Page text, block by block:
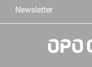
Newsletter